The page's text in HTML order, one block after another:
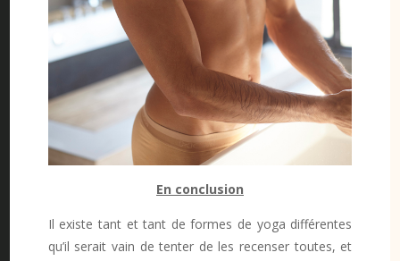
En conclusion
Il existe tant et tant de formes de yoga différentes
qu’il serait vain de tenter de les recenser toutes, et